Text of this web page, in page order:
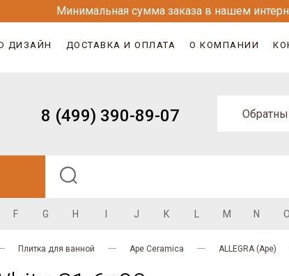
Минимальная сумма заказа в нашем
ДИЗАЙН ДОСТАВКА И ОПЛАТА О КОМПАНИИ
8 (499) 390-89-07
F G H J K M N O
Плитка для ванной Ape Ceramica ALLEGRA (Ape)